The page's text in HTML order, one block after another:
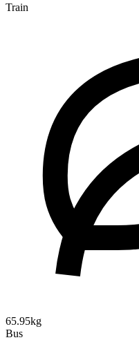
Train
65.95kg
Bus